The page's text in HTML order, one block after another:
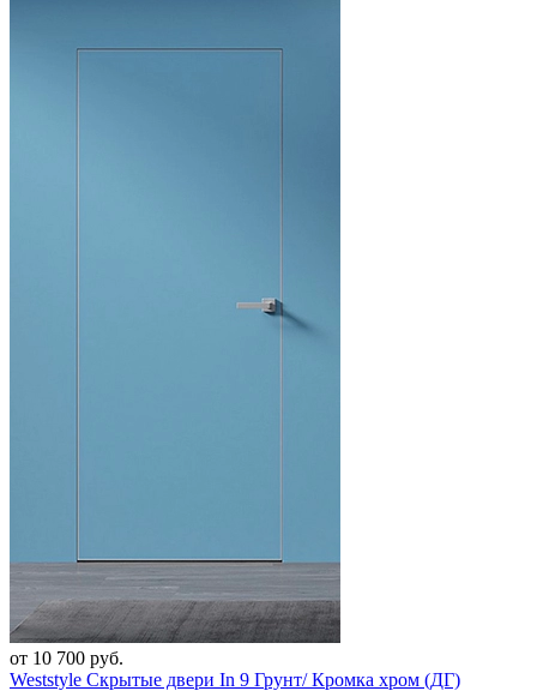
от 10 700 руб.
Weststyle Скрытые двери In 9 Грунт/ Кромка хром (ДГ)